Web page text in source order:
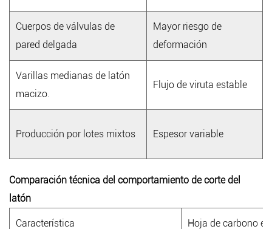
Cuerpos de válvulas de
pared delgada
Mayor riesgo de
deformación
Varillas medianas de latón
macizo.
Flujo de viruta estable
Producción por lotes mixtos Espesor variable
Comparación técnica del comportamiento de corte del
latón
Característica Hoja de carbono